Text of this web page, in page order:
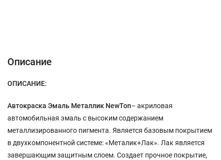
Описание
ОПИСАНИЕ:
Автокраска Эмаль Металлик NewTon– акриловая
автомобильная эмаль с высоким содержанием
металлизированного пигмента. Является базовым покрытием
в двухкомпонентной системе: «Металик+Лак». Лак является
завершающим защитным слоем. Создает прочное покрытие,